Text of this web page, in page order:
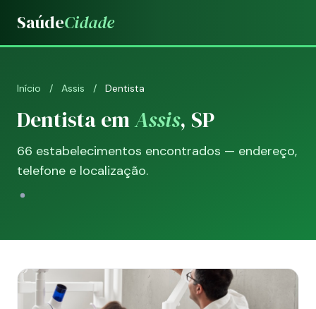
SaúdeCidade
Início / Assis / Dentista
Dentista emAssis, SP
66 estabelecimentos encontrados — endereço,
telefone e localização.